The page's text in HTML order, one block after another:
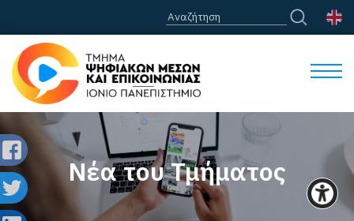
Νέα του Τμήματος